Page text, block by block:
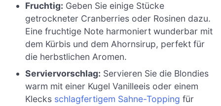
Fruchtig: Geben Sie einige Stücke
getrockneter Cranberries oder Rosinen dazu.
Eine fruchtige Note harmoniert wunderbar mit
dem Kürbis und dem Ahornsirup, perfekt für
die herbstlichen Aromen.
Serviervorschlag: Servieren Sie die Blondies
warm mit einer Kugel Vanilleeis oder einem
Klecks schlagfertigem Sahne-Topping für